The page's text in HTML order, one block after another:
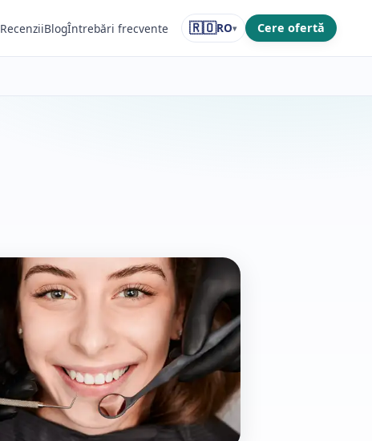
RecenziiBlogÎntrebări frecvente 🇷🇴RO▾ Cere ofertă